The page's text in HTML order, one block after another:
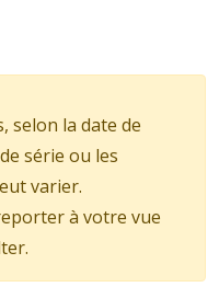
selon la date de
série ou les
varier.
à votre vue